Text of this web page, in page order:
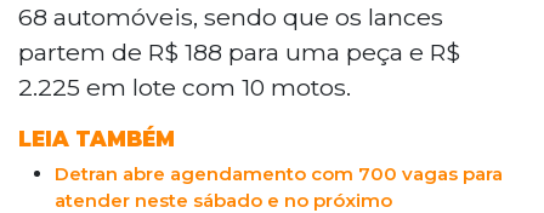
68 automóveis, sendo que os lances
partem de R$ 188 para uma peça e R$
2.225 em lote com 10 motos.
LEIA TAMBÉM
Detran abre agendamento com 700 vagas para
atender neste sábado e no próximo